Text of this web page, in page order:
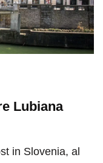
Lubiana
in Slovenia, al